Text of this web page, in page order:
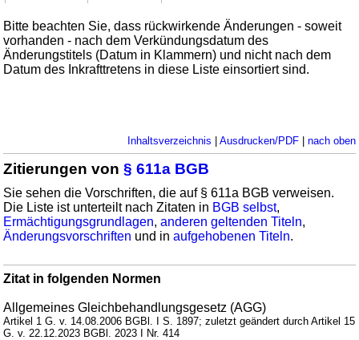
Bitte beachten Sie, dass rückwirkende Änderungen - soweit
vorhanden - nach dem Verkündungsdatum des
Änderungstitels (Datum in Klammern) und nicht nach dem
Datum des Inkrafttretens in diese Liste einsortiert sind.
Inhaltsverzeichnis | Ausdrucken/PDF| nach oben
Zitierungen von§ 611a BGB
Sie sehen die Vorschriften, die auf § 611a BGB verweisen.
Die Liste ist unterteilt nach Zitaten in BGB selbst,
Ermächtigungsgrundlagen,anderen geltenden Titeln,
Änderungsvorschriften und inaufgehobenen Titeln.
Zitat in folgenden Normen
Allgemeines Gleichbehandlungsgesetz (AGG)
Artikel 1 G. v. 14.08.2006 BGBl. I S. 1897; zuletzt geändert durch Artikel 15
G. v. 22.12.2023 BGBl. 2023 I Nr. 414